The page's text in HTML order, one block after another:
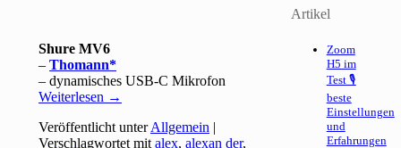
Shure MV6
–Thomann
– dynamisches USB-C Mikrofon
Weiterlesen →
Veröffentlicht unter Allgemein |
Verschlagwortet mit alex,alexan der,
Artikel
Zoom
H5 im
Test 🎙
beste
Einstellungen
und
Erfahrungen